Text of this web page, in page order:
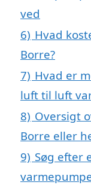
ved
6) Hvad
Borre?
7) Hvad er
luft til luft
8) Oversigt
Borre eller
9) Søg efter